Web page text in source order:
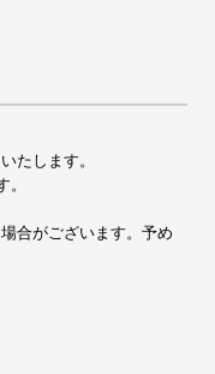
たします。
合がございます。予め